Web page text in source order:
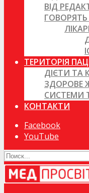
ВІД
ГОВОРЯТЬ
ТЕРИТОРІЯ
ДІЄТИ ТА
ЗДОРОВЕ
СИСТЕМИ
КОНТАКТИ
Facebook
YouTube